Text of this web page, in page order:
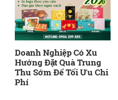
Doanh Nghiệp Có Xu
Hướng Đặt Quà Trung
Thu Sớm Để Tối Ưu Chi
Phí